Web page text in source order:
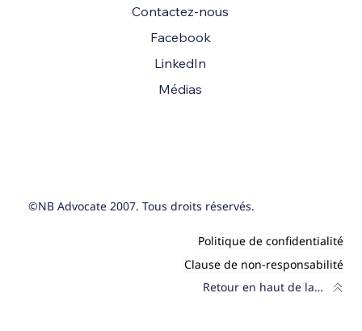
©NB Advocate 2007. Tous droits réservés.
Contactez-nous
Facebook
Médias
LinkedIn
Politique de confidentialité
Clause de non-responsabilité
Retour en haut de la page